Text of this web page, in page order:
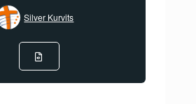
Silver Kurvits